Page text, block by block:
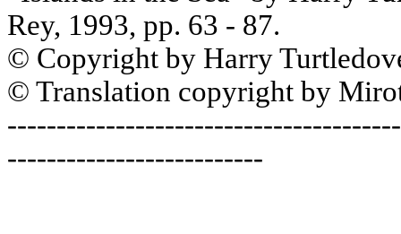
Rey, 1993, pp. 63 - 87.
© Copyright by Harry
© Translation copyright by
--------------------------